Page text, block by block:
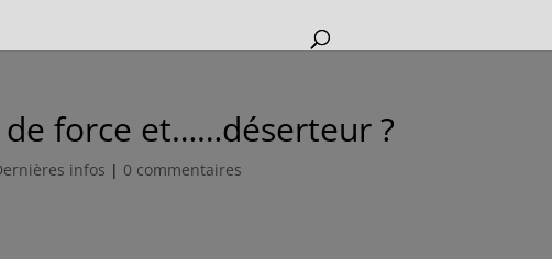
force et……déserteur ?
infos | 0 commentaires